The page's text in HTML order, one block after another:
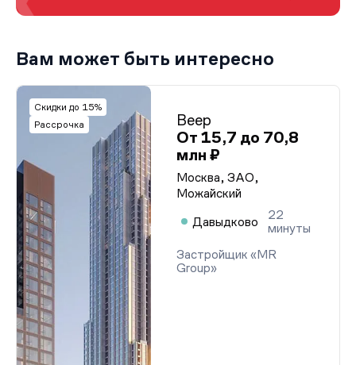
Вам может быть интересно
Скидки до 15%
Рассрочка
Веер
От 15,7 до 70,8
млн ₽
Москва, ЗАО,
Можайский
Давыдково
22
минуты
Застройщик «MR
Group»